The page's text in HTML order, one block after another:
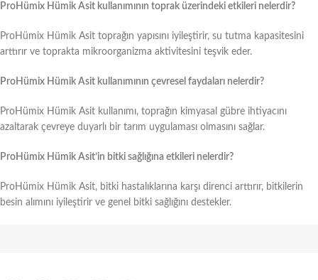
ProHümix Hümik Asit kullanımının toprak üzerindeki etkileri nelerdir?
ProHümix Hümik Asit toprağın yapısını iyileştirir, su tutma kapasitesini
arttırır ve toprakta mikroorganizma aktivitesini teşvik eder.
ProHümix Hümik Asit kullanımının çevresel faydaları nelerdir?
ProHümix Hümik Asit kullanımı, toprağın kimyasal gübre ihtiyacını
azaltarak çevreye duyarlı bir tarım uygulaması olmasını sağlar.
ProHümix Hümik Asit’in bitki sağlığına etkileri nelerdir?
ProHümix Hümik Asit, bitki hastalıklarına karşı direnci arttırır, bitkilerin
besin alımını iyileştirir ve genel bitki sağlığını destekler.